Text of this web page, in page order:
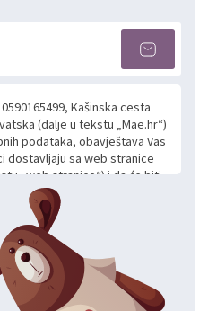
Kašinska cesta
(dalje u tekstu „Mae.hr“)
podataka, obavještava Vas
dostavljaju sa web stranice
„web stranice“) i da će biti
Izjave smatra se da
privolu za prikupljanje i daljnju
koje ustupate Mae.hr
u svrhu odgovora i daljnje
poslan kroz kontakt obrazac.
davanju podataka te ovu
odnosno niste dužni unositi